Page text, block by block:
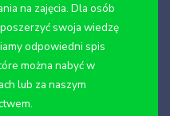
na zajęcia. Dla osób
swoja wiedzę
odpowiedni spis
można nabyć w
lub za naszym